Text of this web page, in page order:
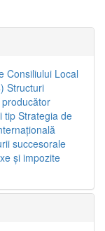
Consiliului Local
Structuri
tipStrategia de
succesorale
şi impozite